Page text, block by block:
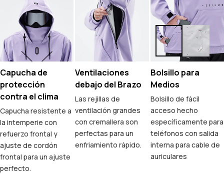
Capucha de
protección
contra el clima
Capucha resistente a
la intemperie con
refuerzo frontal y
ajuste de cordón
frontal para un ajuste
perfecto.
Ventilaciones
debajo del Brazo
Las rejillas de
ventilación grandes
con cremallera son
perfectas para un
enfriamiento rápido.
Bolsillo para
Medios
Bolsillo de fácil
acceso hecho
específicamente para
teléfonos con salida
interna para cable de
auriculares